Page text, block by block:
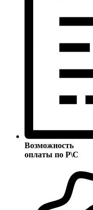
Возможность
оплаты по Р\С